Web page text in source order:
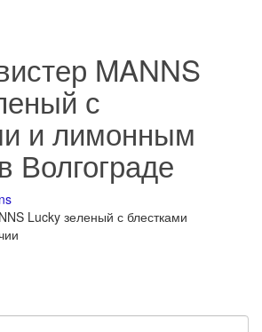
MANNS
с
и лимонным
Волгограде
Lucky зеленый с блестками